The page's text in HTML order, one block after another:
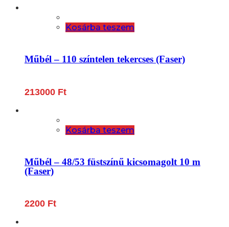
Kosárba teszem
Műbél – 110 színtelen tekercses (Faser)
213000 Ft
Kosárba teszem
Műbél – 48/53 füstszínű kicsomagolt 10 m
(Faser)
2200 Ft